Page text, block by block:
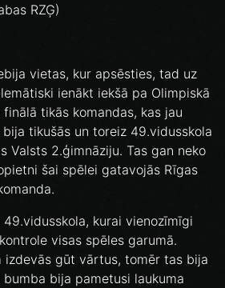
RZĢ)
vietas, kur apsēsties, tad uz
ienākt iekšā pa Olimpiskā
tikās komandas, kas jau
tikušās un toreiz 49.vidusskola
Valsts 2.ģimnāziju. Tas gan neko
šai spēlei gatavojās Rīgas
kurai vienozīmīgi
visas spēles garumā.
izdevās gūt vārtus, tomēr tas bija
bija pametusi laukuma